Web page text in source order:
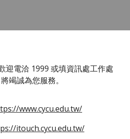
迎電洽 1999 或填資訊處工作處
竭誠為您服務。
www.cycu.edu.tw/
itouch.cycu.edu.tw/